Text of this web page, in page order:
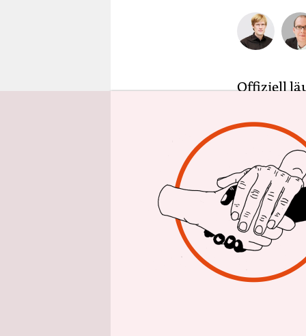
Offiziell
twitterte
Umwelt
Grüne sind
Doch so
Antworten